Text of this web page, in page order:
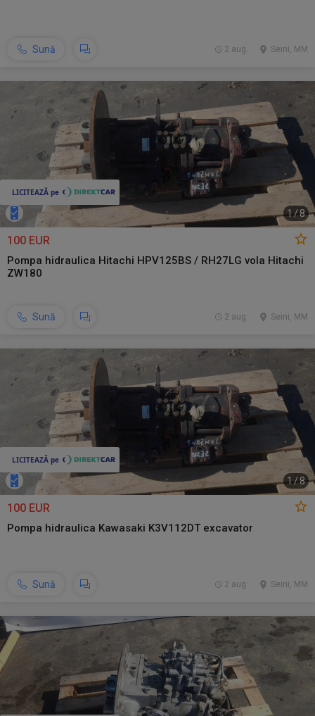
Sună Seini, MM
2 aug.
1 /8
100 EUR
Pompa hidraulica Hitachi HPV125BS / RH27LG vola Hitachi
ZW180
Sună Seini, MM
2 aug.
1 /8
100 EUR
Pompa hidraulica Kawasaki K3V112DT excavator
Sună Seini, MM
2 aug.